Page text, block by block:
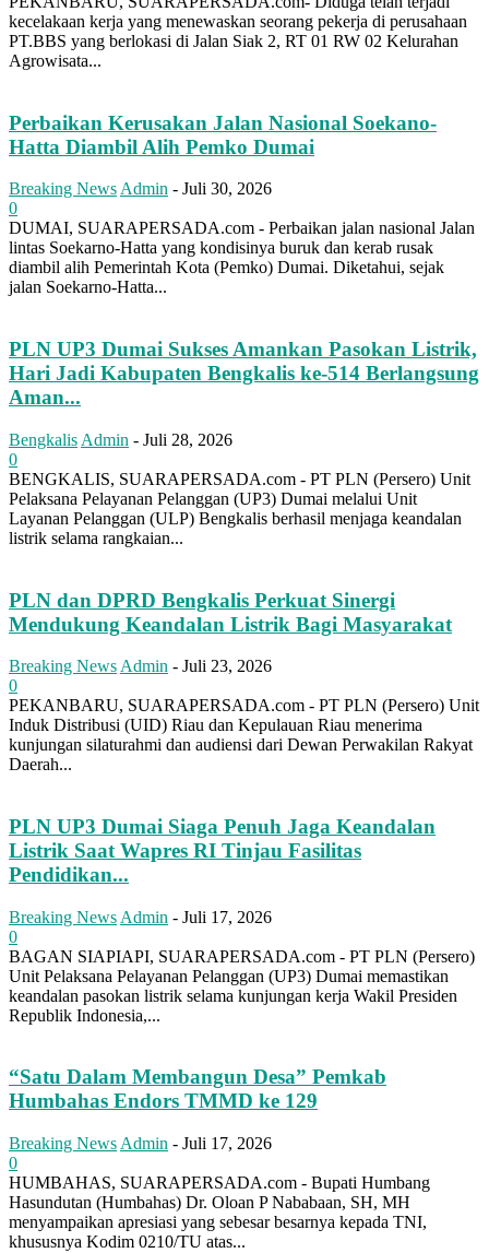
kecelakaan kerja yang menewaskan seorang pekerja di perusahaan
PT.BBS yang berlokasi di Jalan Siak 2, RT 01 RW 02 Kelurahan
Agrowisata...
Perbaikan Kerusakan Jalan Nasional Soekano-
Hatta Diambil Alih Pemko Dumai
Breaking News Admin - Juli 30, 2026
0
DUMAI, SUARAPERSADA.com - Perbaikan jalan nasional Jalan
lintas Soekarno-Hatta yang kondisinya buruk dan kerab rusak
diambil alih Pemerintah Kota (Pemko) Dumai. Diketahui, sejak
jalan Soekarno-Hatta...
PLN UP3 Dumai Sukses Amankan Pasokan Listrik,
Hari Jadi Kabupaten Bengkalis ke-514 Berlangsung
Aman...
Bengkalis Admin - Juli 28, 2026
0
BENGKALIS, SUARAPERSADA.com - PT PLN (Persero) Unit
Pelaksana Pelayanan Pelanggan (UP3) Dumai melalui Unit
Layanan Pelanggan (ULP) Bengkalis berhasil menjaga keandalan
listrik selama rangkaian...
PLN dan DPRD Bengkalis Perkuat Sinergi
Mendukung Keandalan Listrik Bagi Masyarakat
Breaking News Admin - Juli 23, 2026
0
PEKANBARU, SUARAPERSADA.com - PT PLN (Persero) Unit
Induk Distribusi (UID) Riau dan Kepulauan Riau menerima
kunjungan silaturahmi dan audiensi dari Dewan Perwakilan Rakyat
Daerah...
PLN UP3 Dumai Siaga Penuh Jaga Keandalan
Listrik Saat Wapres RI Tinjau Fasilitas
Pendidikan...
Breaking News Admin - Juli 17, 2026
0
BAGAN SIAPIAPI, SUARAPERSADA.com - PT PLN (Persero)
Unit Pelaksana Pelayanan Pelanggan (UP3) Dumai memastikan
keandalan pasokan listrik selama kunjungan kerja Wakil Presiden
Republik Indonesia,...
“Satu Dalam Membangun Desa” Pemkab
Humbahas Endors TMMD ke 129
Breaking News Admin - Juli 17, 2026
0
HUMBAHAS, SUARAPERSADA.com - Bupati Humbang
Hasundutan (Humbahas) Dr. Oloan P Nababaan, SH, MH
menyampaikan apresiasi yang sebesar besarnya kepada TNI,
khususnya Kodim 0210/TU atas...